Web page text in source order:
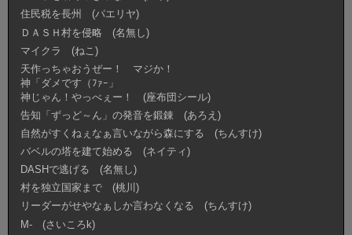
住民税を長州 (パエリヤ)
ＤＡＳＨ村を侵略 (名無し)
マイクラ (ねこ)
天作っちゃおうぜー！ マジか！
神「ダメです（ﾌｧｰ」
神じゃん！やっべぇー！ (座布団シール)
告知「ずっど～ん」の発音を鍛錬 (あろえ)
自然がすくねぇなぁ言いながら森にする (ちんすけ)
バベルの塔を建て始める (ネイティ)
DASHで逃げる (名無し)
村を独立国家まで (桃川)
リーダーがせやなぁしか言わなくなる (ちんすけ)
M- (さいころk)